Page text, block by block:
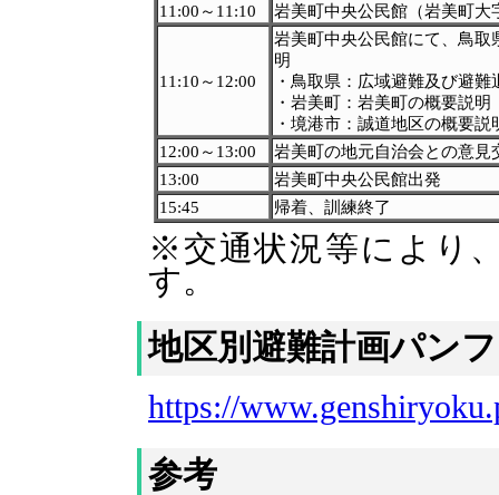
11:00～11:10
岩美町中央公民館（岩美町大
11:10～12:00
岩美町中央公民館にて、鳥
明
・鳥取県：広域避難及び避
・岩美町：岩美町の概要説明
・境港市：誠道地区の概要説
12:00～13:00
岩美町の地元自治会との意見
13:00
岩美町中央公民館出発
15:45
帰着、訓練終了
※交通状況等により
す。
地区別避難計画パン
https://
参考